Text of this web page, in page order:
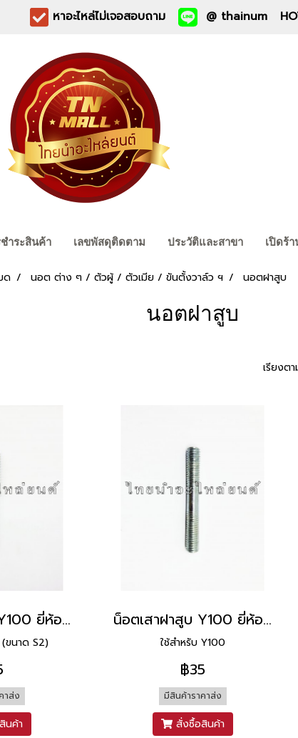
หาอะไหล่ไม่เจอสอบถาม @ thainum
ำระสินค้า เลขพัสดุติดตาม ประวัติและสาขา เปิดร้า
ด นอต ต่าง ๆ / ตัวผู้ / ตัวเมีย / ขันตั้งวาล์ว ฯ นอตฝาสูบ
นอตฝาสูบ
เรียงต
น็อตเสาฝาสูบ Y100 ยี่ห้อ SBT
(ขนาด S2)
าส่ง
นค้า
น็อตเสาฝาสูบ Y100 ยี่ห้อ SBT
ใช้สำหรับ Y100
฿35
มีสินค้าราคาส่ง
สั่งซื้อสินค้า